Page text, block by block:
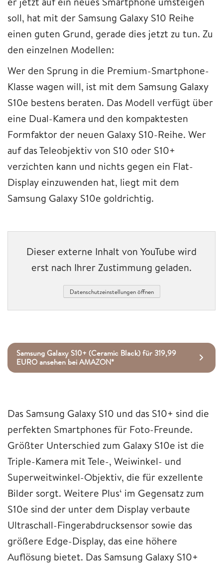
soll, hat mit der Samsung Galaxy S10 Reihe
einen guten Grund, gerade dies jetzt zu tun. Zu
den einzelnen Modellen:
Wer den Sprung in die Premium-Smartphone-
Klasse wagen will, ist mit dem Samsung Galaxy
S10e bestens beraten. Das Modell verfügt über
eine Dual-Kamera und den kompaktesten
Formfaktor der neuen Galaxy S10-Reihe. Wer
auf das Teleobjektiv von S10 oder S10+
verzichten kann und nichts gegen ein Flat-
Display einzuwenden hat, liegt mit dem
Samsung Galaxy S10e goldrichtig.
Dieser externe Inhalt von YouTube wird
erst nach Ihrer Zustimmung geladen.
Datenschutzeinstellungen öffnen
Samsung Galaxy S10+ (Ceramic Black) für 319,99
EURO ansehen bei AMAZON*
Das Samsung Galaxy S10 und das S10+ sind die
perfekten Smartphones für Foto-Freunde.
Größter Unterschied zum Galaxy S10e ist die
Triple-Kamera mit Tele-, Weiwinkel- und
Superweitwinkel-Objektiv, die für exzellente
Bilder sorgt. Weitere Plus‘ im Gegensatz zum
S10e sind der unter dem Display verbaute
Ultraschall-Fingerabdrucksensor sowie das
größere Edge-Display, das eine höhere
Auflösung bietet. Das Samsung Galaxy S10+